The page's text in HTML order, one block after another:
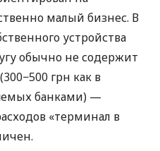
малый бизнес. В
устройства
обычно не содержит
грн как в
банками) —
«терминал в